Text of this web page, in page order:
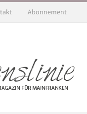
Abonnement